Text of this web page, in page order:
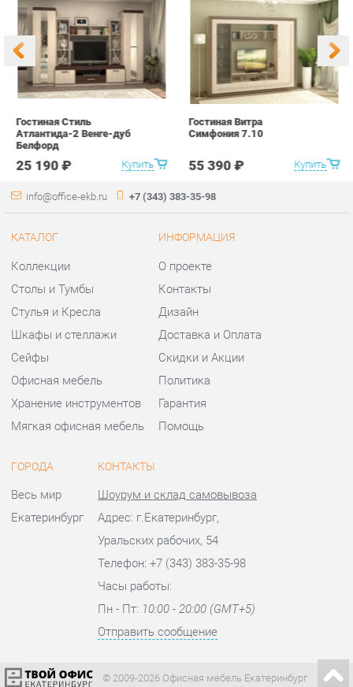
Купить
Гостиная Стиль
Атлантида-2 Венге-дуб
Белфорд
25 190 ₽ Купить
Гостиная Витра
Симфония 7.10
info@office-ekb.ru +7 (343) 383-35-98
КАТАЛОГ
Коллекции
Стулья и Кресла
Сейфы
Офисная мебель
Хранение инструментов
Мягкая офисная мебель
ИНФОРМАЦИЯ
О проекте
Дизайн
Скидки и Акции
Политика
Гарантия
Помощь
Весь мир
Екатеринбург
Шоурум и склад самовывоза
Адрес: г.Екатеринбург,
Уральских рабочих, 54
Часы работы:
© 2009-2026 Офисная мебель Екатеринбург